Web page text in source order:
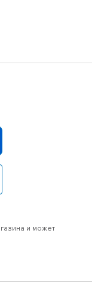
и может